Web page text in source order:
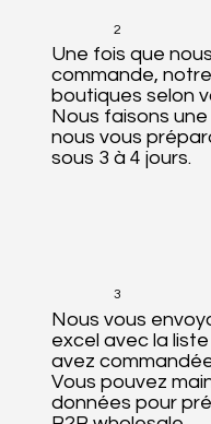
Une fois que
commande,
boutiques selon
Nous faisons
nous vous
sous 3 à 4 jours.
2
Nous vous
excel avec la
avez
Vous pouvez
données pour
3